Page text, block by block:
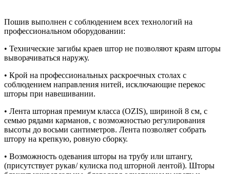
Пошив выполнен с соблюдением всех технологий на
профессиональном оборудовании:
• Технические загибы краев штор не позволяют краям шторы
выворачиваться наружу.
• Крой на профессиональных раскроечных столах с
соблюдением направления нитей, исключающие перекос
шторы при навешивании.
• Лента шторная премиум класса (OZIS), шириной 8 см, с
семью рядами карманов, с возможностью регулирования
высоты до восьми сантиметров. Лента позволяет собрать
штору на крепкую, ровную сборку.
• Возможность одевания шторы на трубу или штангу,
(присутствует рукав/ кулиска под шторной лентой). Шторы